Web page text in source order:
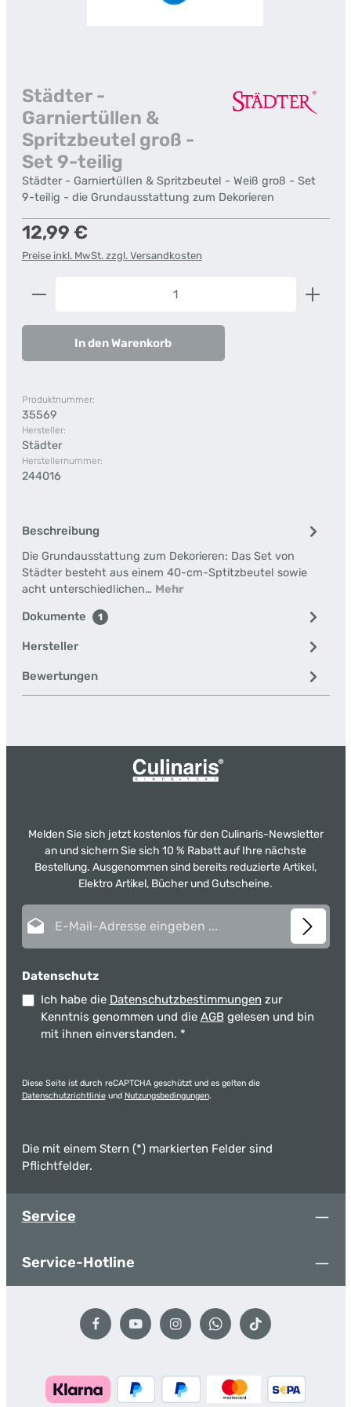
Städter -
Garniertüllen &
Spritzbeutel groß -
Set 9-teilig
Städter - Garniertüllen & Spritzbeutel - Weiß groß - Set
9-teilig - die Grundausstattung zum Dekorieren
Regulärer Preis:
12,99 €
Preise inkl. MwSt. zzgl. Versandkosten
Produkt Anzahl: Gib den gewünschten Wert ein
In den Warenkorb
Produktnummer:
35569
Hersteller:
Städter
Herstellernummer:
244016
Beschreibung
Die Grundausstattung zum Dekorieren: Das Set von
Städter besteht aus einem 40-cm-Sptitzbeutel sowie
acht unterschiedlichen… Mehr
Dokumente 1
Hersteller
Bewertungen
Melden Sie sich jetzt kostenlos für den Culinaris-Newsletter
an und sichern Sie sich 10 % Rabatt auf Ihre nächste
Bestellung. Ausgenommen sind bereits reduzierte Artikel,
Elektro Artikel, Bücher und Gutscheine.
Datenschutz
Ich habe die Datenschutzbestimmungen zur
Kenntnis genommen und die AGB gelesen und bin
mit ihnen einverstanden. *
Diese Seite ist durch reCAPTCHA geschützt und es gelten die
Datenschutzrichtlinieund Nutzungsbedingungen.
Die mit einem Stern (*) markierten Felder sind
Pflichtfelder.
Service
Service-Hotline